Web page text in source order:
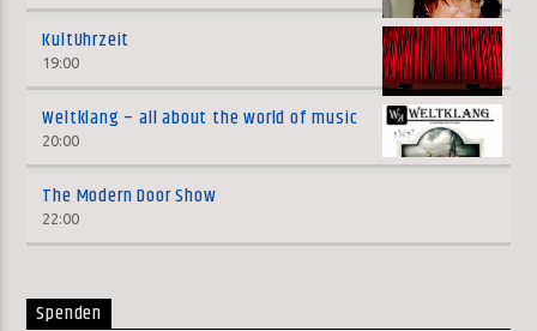
KultUhrzeit
19:00
Weltklang – all about the world of music
20:00
The Modern Door Show
22:00
Spenden